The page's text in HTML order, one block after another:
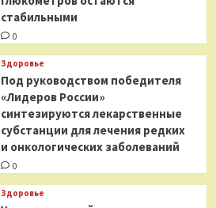
стабильными
0
Здоровье
Под руководством победителя
«Лидеров России»
синтезируются лекарственные
субстанции для лечения редких
и онкологических заболеваний
0
Здоровье